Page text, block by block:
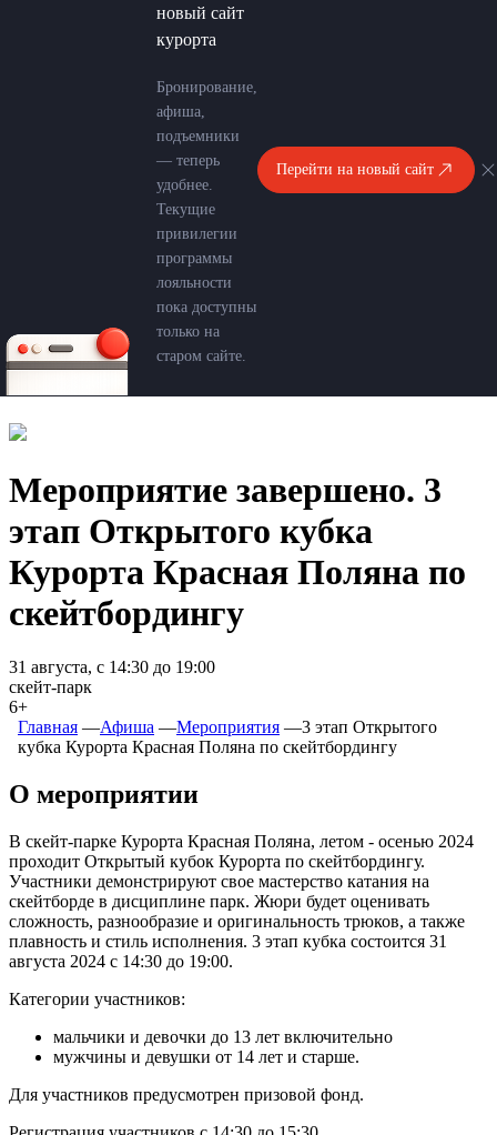
новый сайт
курорта
Бронирование,
афиша,
подъемники
— теперь
удобнее.
Текущие
привилегии
программы
лояльности
пока доступны
только на
старом сайте.
Перейти на новый сайт
Мероприятие завершено. 3
этап Открытого кубка
Курорта Красная Поляна по
скейтбордингу
31 августа, c 14:30 до 19:00
скейт-парк
6+
Главная ―Афиша ―Мероприятия ―3 этап Открытого
кубка Курорта Красная Поляна по скейтбордингу
О мероприятии
В скейт-парке Курорта Красная Поляна, летом - осенью 2024
проходит Открытый кубок Курорта по скейтбордингу.
Участники демонстрируют свое мастерство катания на
скейтборде в дисциплине парк. Жюри будет оценивать
сложность, разнообразие и оригинальность трюков, а также
плавность и стиль исполнения. 3 этап кубка состоится 31
августа 2024 c 14:30 до 19:00.
Категории участников:
мальчики и девочки до 13 лет включительно
мужчины и девушки от 14 лет и старше.
Для участников предусмотрен призовой фонд.